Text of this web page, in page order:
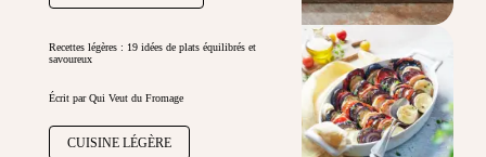
Recettes légères : 19 idées de plats équilibrés et
savoureux
Écrit par Qui Veut du Fromage
CUISINE LÉGÈRE